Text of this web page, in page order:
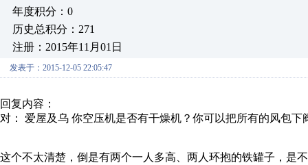
年度积分：0
历史总积分：271
注册：2015年11月01日
发表于：2015-12-05 22:05:47
回复内容：
对： 爱屋及乌 你空压机是否有干燥机？你可以把所有的风包下
这个不太清楚，倒是有两个一人多高、两人环抱的铁罐子，是